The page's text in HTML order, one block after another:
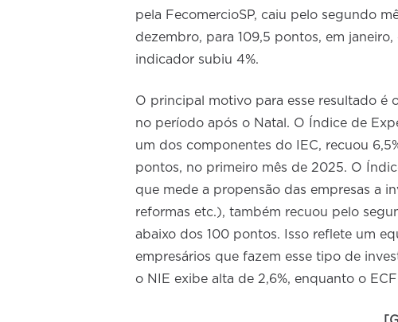
pela FecomercioSP, caiu pelo segundo
dezembro, para 109,5 pontos, em
indicador subiu 4%.
O principal motivo para esse resultado é
no período após o Natal. O Índice de
um dos componentes do IEC, recuou
pontos, no primeiro mês de 2025. O
que mede a propensão das empresas a
reformas etc.), também recuou pelo
abaixo dos 100 pontos. Isso reflete um
empresários que fazem esse tipo de
o NIE exibe alta de 2,6%, enquanto o